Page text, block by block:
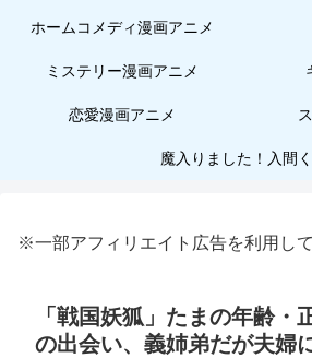
ホームコメディ漫画アニメ
ミステリー漫画アニメ
恋愛漫画アニメ
魔入りました！入間
※一部アフィリエイト広告を利用し
「戦国妖狐」たまの年齢・
の出会い、義姉弟だが夫婦